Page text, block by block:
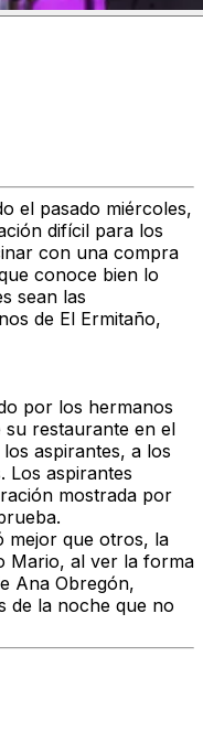
el pasado miércoles,
difícil para los
con una compra
conoce bien lo
sean las
de El Ermitaño,
por los hermanos
su restaurante en el
aspirantes, a los
Los aspirantes
mostrada por
mejor que otros, la
Mario, al ver la forma
Ana Obregón,
de la noche que no